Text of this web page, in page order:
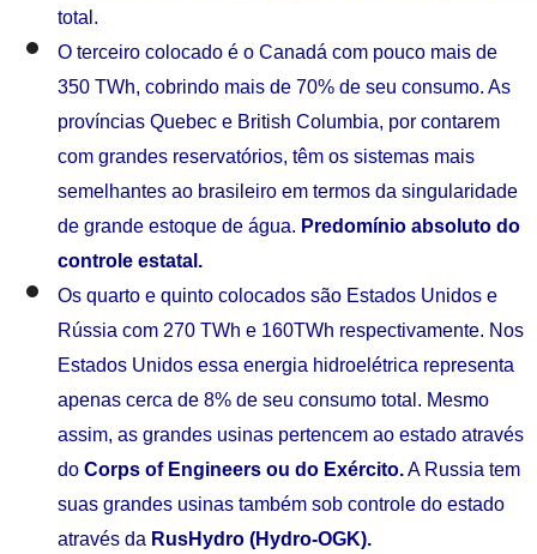
total.
O terceiro colocado é o Canadá com pouco mais de
350 TWh, cobrindo mais de 70% de seu consumo. As
províncias Quebec e British Columbia, por contarem
com grandes reservatórios, têm os sistemas mais
semelhantes ao brasileiro em termos da singularidade
de grande estoque de água. Predomínio absoluto do
controle estatal.
Os quarto e quinto colocados são Estados Unidos e
Rússia com 270 TWh e 160TWh respectivamente. Nos
Estados Unidos essa energia hidroelétrica representa
apenas cerca de 8% de seu consumo total. Mesmo
assim, as grandes usinas pertencem ao estado através
do Corps of Engineers ou do Exército.A Russia tem
suas grandes usinas também sob controle do estado
através da RusHydro (Hydro-OGK).